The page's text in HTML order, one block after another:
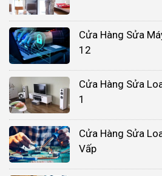
Cửa Hàng Sửa
12
Cửa Hàng Sửa
1
Cửa Hàng Sửa
Vấp